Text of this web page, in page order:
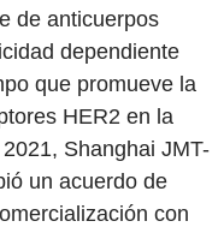
de anticuerpos
dependiente
que promueve la
HER2 en la
Shanghai JMT-
un acuerdo de
con